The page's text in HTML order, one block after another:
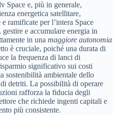
Space e, più in generale,
energetica satellitare,
ramificate per l’intera Space
e accumulare energia in
in una maggiore autonomia
è cruciale, poiché una durata di
la frequenza di lanci di
significativo sui costi
sostenibilità ambientale dello
detriti. La possibilità di operare
rafforza la fiducia degli
che richiede ingenti capitali e
più consistente.